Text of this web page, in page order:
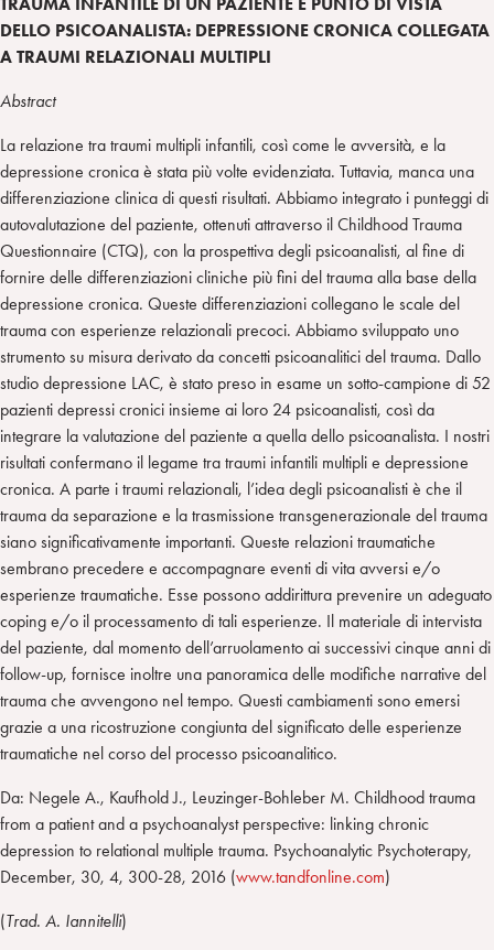
DELLO PSICOANALISTA: DEPRESSIONE CRONICA COLLEGATA
A TRAUMI RELAZIONALI MULTIPLI
Abstract
La relazione tra traumi multipli infantili, così come le avversità, e la
depressione cronica è stata più volte evidenziata. Tuttavia, manca una
differenziazione clinica di questi risultati. Abbiamo integrato i punteggi di
autovalutazione del paziente, ottenuti attraverso il Childhood Trauma
Questionnaire (CTQ), con la prospettiva degli psicoanalisti, al fine di
fornire delle differenziazioni cliniche più fini del trauma alla base della
depressione cronica. Queste differenziazioni collegano le scale del
trauma con esperienze relazionali precoci. Abbiamo sviluppato uno
strumento su misura derivato da concetti psicoanalitici del trauma. Dallo
studio depressione LAC, è stato preso in esame un sotto-campione di 52
pazienti depressi cronici insieme ai loro 24 psicoanalisti, così da
integrare la valutazione del paziente a quella dello psicoanalista. I nostri
risultati confermano il legame tra traumi infantili multipli e depressione
cronica. A parte i traumi relazionali, l’idea degli psicoanalisti è che il
trauma da separazione e la trasmissione transgenerazionale del trauma
siano significativamente importanti. Queste relazioni traumatiche
sembrano precedere e accompagnare eventi di vita avversi e/o
esperienze traumatiche. Esse possono addirittura prevenire un adeguato
coping e/o il processamento di tali esperienze. Il materiale di intervista
del paziente, dal momento dell’arruolamento ai successivi cinque anni di
follow-up, fornisce inoltre una panoramica delle modifiche narrative del
trauma che avvengono nel tempo. Questi cambiamenti sono emersi
grazie a una ricostruzione congiunta del significato delle esperienze
traumatiche nel corso del processo psicoanalitico.
Da: Negele A., Kaufhold J., Leuzinger-Bohleber M. Childhood trauma
from a patient and a psychoanalyst perspective: linking chronic
depression to relational multiple trauma. Psychoanalytic Psychoterapy,
December, 30, 4, 300-28, 2016 (www.tandfonline.com)
(Trad. A. Iannitelli)